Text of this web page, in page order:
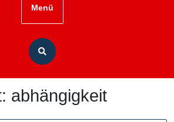
Menü
abhängigkeit